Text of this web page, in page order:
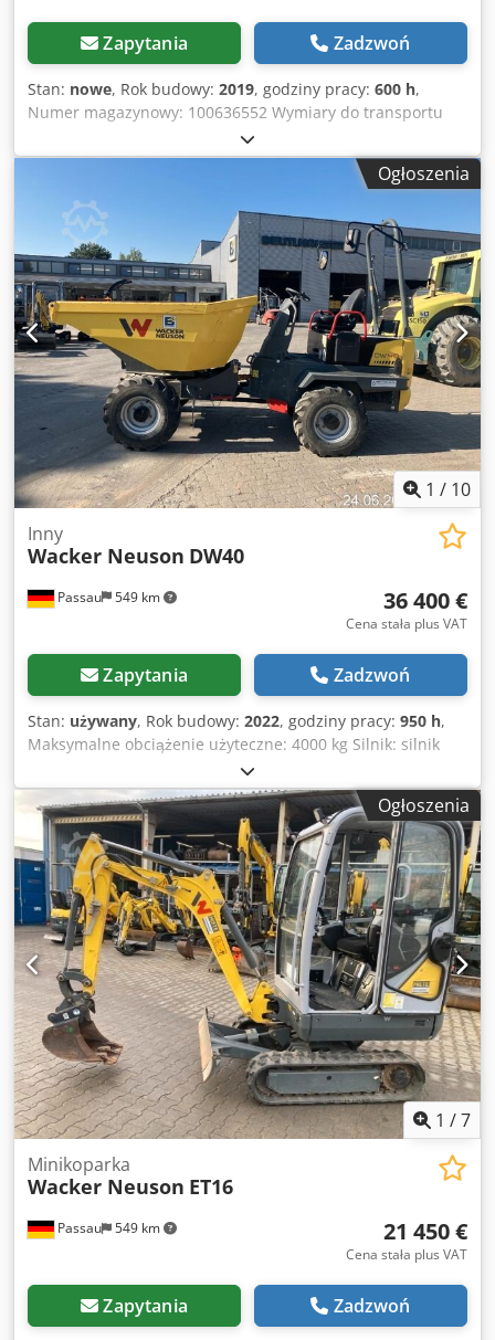
Zapytania Zadzwoń
Stan: nowe, Rok budowy: 2019, godziny pracy: 600 h,
Numer magazynowy: 100636552 Wymiary do transportu
(długość x szerokość x wysokość): 0 x 0 x 0 Dkodjzk Af Ujpfx
Afaor ---- Lokalizacja: Drezno
Ogłoszenia
1 / 10
Passau 549 km
Inny
Wacker Neuson DW40
36 400 €
Cena stała plus VAT
Zapytania Zadzwoń
Stan: używany, Rok budowy: 2022, godziny pracy: 950 h,
Maksymalne obciążenie użyteczne: 4000 kg Silnik: silnik
spalinowy Dksdjzk Abiepfx Afasr ---- Wersja A 1.0
Wyładowcza skrzynia z obrotowym mechanizmem
przechylania Prędkość jazdy: 25 km/h Lokalizacja:
Würzburg
Ogłoszenia
1 /7
Passau 549 km
Minikoparka
Wacker Neuson ET16
21 450 €
Cena stała plus VAT
Zapytania Zadzwoń